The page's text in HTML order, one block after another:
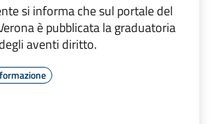
si informa che sul portale del
è pubblicata la graduatoria
aventi diritto.